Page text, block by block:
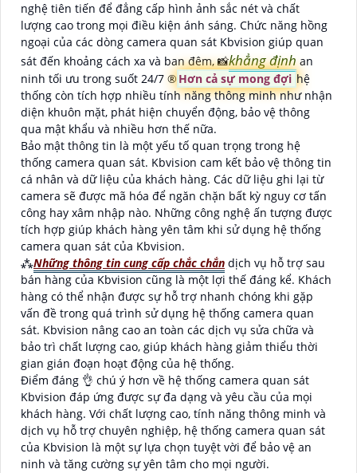
nghệ tiên tiến để đẳng cấp hình ảnh sắc nét và chất
lượng cao trong mọi điều kiện ánh sáng. Chức năng hồng
ngoại của các dòng camera quan sát Kbvision giúp quan
sát đến khoảng cách xa và ban đêm, 📸khẳng địnhan
ninh tối ưu trong suốt 24/7 ®️ Hơn cả sự mong đợi hệ
thống còn tích hợp nhiều tính năng thông minh như nhận
diện khuôn mặt, phát hiện chuyển động, bảo vệ thông
qua mật khẩu và nhiều hơn thế nữa.
Bảo mật thông tin là một yếu tố quan trọng trong hệ
thống camera quan sát. Kbvision cam kết bảo vệ thông tin
cá nhân và dữ liệu của khách hàng. Các dữ liệu ghi lại từ
camera sẽ được mã hóa để ngăn chặn bất kỳ nguy cơ tấn
công hay xâm nhập nào. Những công nghệ ấn tượng được
tích hợp giúp khách hàng yên tâm khi sử dụng hệ thống
camera quan sát của Kbvision.
⁂Những thông tin cung cấp chắc chắn dịch vụ hỗ trợ sau
bán hàng của Kbvision cũng là một lợi thế đáng kể. Khách
hàng có thể nhận được sự hỗ trợ nhanh chóng khi gặp
vấn đề trong quá trình sử dụng hệ thống camera quan
sát. Kbvision nâng cao an toàn các dịch vụ sửa chữa và
bảo trì chất lượng cao, giúp khách hàng giảm thiểu thời
gian gián đoạn hoạt động của hệ thống.
Điểm đáng 👌 chú ý hơn về hệ thống camera quan sát
Kbvision đáp ứng được sự đa dạng và yêu cầu của mọi
khách hàng. Với chất lượng cao, tính năng thông minh và
dịch vụ hỗ trợ chuyên nghiệp, hệ thống camera quan sát
của Kbvision là một sự lựa chọn tuyệt vời để bảo vệ an
ninh và tăng cường sự yên tâm cho mọi người.